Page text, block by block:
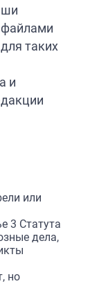
файлами
таких
и
или
3 Статута
дела,
но